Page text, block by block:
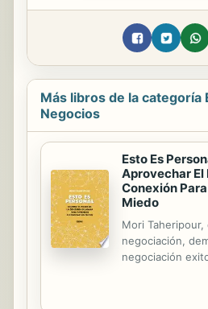
Más libros de la categoría
Negocios
Esto Es
Aprovechar El
Conexión
Miedo
Mori
negociación,
negociación
de la retórica,
lenguaje